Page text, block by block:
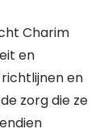
Charim
en
en
zorg die ze